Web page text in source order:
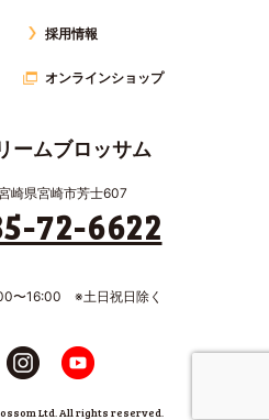
採用情報
オンラインショップ
ームブロッサム
崎県宮崎市芳士607
72-6622
〜16:00 ※土日祝日除く
Ltd. All rights reserved.